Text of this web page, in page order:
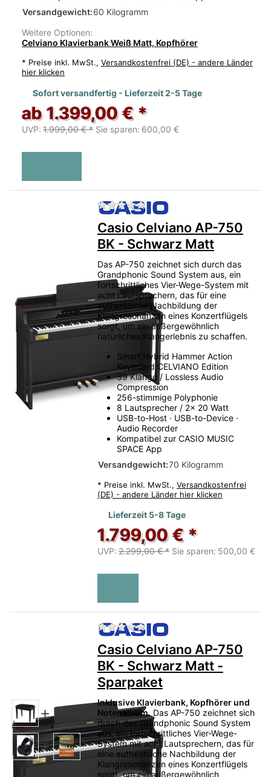
Versandgewicht:60 Kilogramm
Weitere Optionen:
Celviano Klavierbank Weiß Matt, Kopfhörer
* Preise inkl. MwSt., Versandkostenfrei (DE) - andere Länder
hier klicken
Sofort versandfertig - Lieferzeit 2-5 Tage
ab 1.399,00 € *
UVP: 1.999,00 € * Sie sparen: 600,00 €
Zu diesem Produkt liegen
Casio Celviano AP-750
BK - Schwarz Matt
Das AP-750 zeichnet sich durch das
Grandphonic Sound System aus, ein
fortschrittliches Vier-Wege-System mit
acht Lautsprechern, das für eine
authentische Nachbildung der
Klangresonanzen eines Konzertflügels
sorgt, um ein außergewöhnlich
natürliches Klangerlebnis zu schaffen.
Smart Hybrid Hammer Action
Keyboard CELVIANO Edition
39 Klänge / Lossless Audio
Compression
256-stimmige Polyphonie
8 Lautsprecher / 2x 20 Watt
USB-to-Host · USB-to-Device ·
Audio Recorder
Kompatibel zur CASIO MUSIC
SPACE App
Versandgewicht:70 Kilogramm
* Preise inkl. MwSt., Versandkostenfrei
(DE) - andere Länder hier klicken
Lieferzeit 5-8 Tage
1.799,00 € *
UVP: 2.299,00 € * Sie sparen: 500,00 €
Zu diesem Produkt liegen
Casio Celviano AP-750
BK - Schwarz Matt -
Sparpaket
Inklusive Klavierbank, Kopfhörer und
Notenalbum. Das AP-750 zeichnet sich
durch das Grandphonic Sound System
aus, ein fortschrittliches Vier-Wege-
System mit acht Lautsprechern, das für
eine authentische Nachbildung der
Klangresonanzen eines Konzertflügels
sorgt, um ein außergewöhnlich